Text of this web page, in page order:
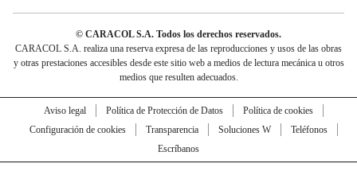
© CARACOL S.A. Todos los derechos reservados.
CARACOL S.A. realiza una reserva expresa de las reproducciones y usos de las obras
y otras prestaciones accesibles desde este sitio web a medios de lectura mecánica u otros
medios que resulten adecuados.
Aviso legal Política de Protección de Datos
Política de cookies
Configuración de cookies
Transparencia Soluciones W
Teléfonos
Escríbanos